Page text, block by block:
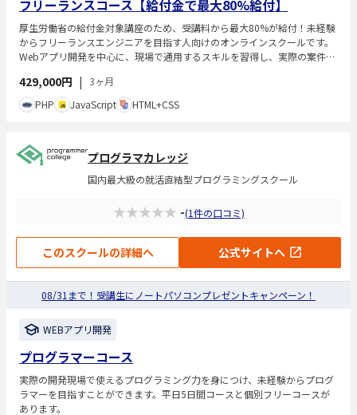
フリーランスコース【給付金で最大80%給付】
厚生労働省の給付金対象講座のため、受講料から最大80%が給付！未経験
からフリーランスエンジニアを目指す人向けのオンラインスクールです。
Webアプリ開発を中心に、現場で通用するスキルを習得し、実際の案件開
との週次面談やチャットサポートがあり、自走力や問題解決力を伸ばせる
体制が整っています。受講は完全オンラインで進められ、現役エンジニア
講師が伴走しながらフリーランスとして必要な実践力を高めます。
429,000円 |
3ヶ月
PHP
JavaScript HTML+CSS
プログラマカレッジ
国内最大級の就活直結型プログラミングスクール
★★★★★ -(1件の口コミ)
このスクールの詳細へ 公式サイトへ
08/31まで！受講生にノートパソコンプレゼントキャンペーン！
WEBアプリ開発
プログラマーコース
実際の開発現場で使えるプログラミング力を身につけ、未経験からプログ
ラマーを目指すことができます。平日5日間コースと個別フリーコースが
あります。